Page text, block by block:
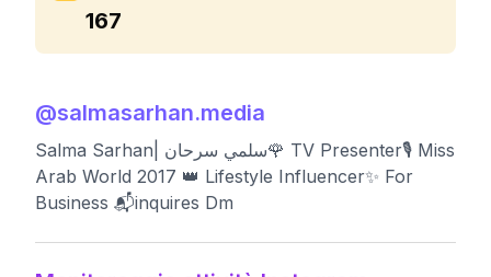
167
@salmasarhan.media
Salma Sarhan| سلمي سرحان🌹 TV Presenter🎙️ Miss
Arab World 2017 👑 Lifestyle Influencer✨ For
Business 📬inquires Dm